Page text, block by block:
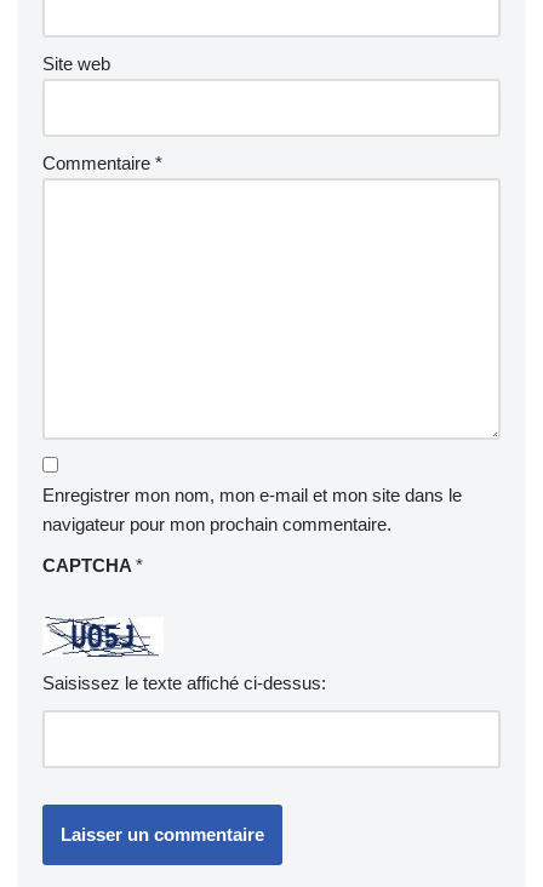
Site web
Commentaire *
Enregistrer mon nom, mon e-mail et mon site dans le
navigateur pour mon prochain commentaire.
CAPTCHA *
Saisissez le texte affiché ci-dessus: